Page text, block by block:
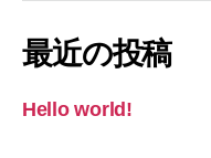
象:
最近の投稿
Hello world!